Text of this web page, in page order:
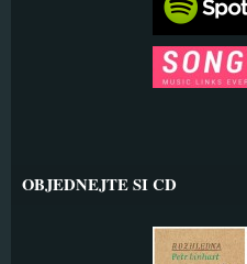
OBJEDNEJTE SI CD